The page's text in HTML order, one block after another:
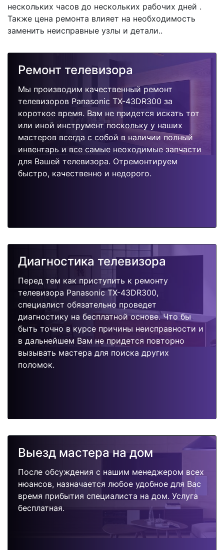
нескольких часов до нескольких рабочих дней .
Также цена ремонта влияет на необходимость
заменить неисправные узлы и детали..
Ремонт телевизора
Мы производим качественный ремонт
телевизоров Panasonic TX-43DR300 за
короткое время. Вам не придется искать тот
или иной инструмент поскольку у наших
мастеров всегда с собой в наличии полный
инвентарь и все самые неоходимые запчасти
для Вашей телевизора. Отремонтируем
быстро, качественно и недорого.
Диагностика телевизора
Перед тем как приступить к ремонту
телевизора Panasonic TX-43DR300,
специалист обязательно проведет
диагностику на бесплатной основе. Что бы
быть точно в курсе причины неисправности и
в дальнейшем Вам не придется повторно
вызывать мастера для поиска других
поломок.
Выезд мастера на дом
После обсуждения с нашим менеджером всех
нюансов, назначается любое удобное для Вас
время прибытия специалиста на дом. Услуга
бесплатная.